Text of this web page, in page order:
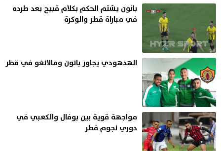
بانون يشتم الحكم بكلام قبيح بعد طرده
في مباراة قطر والوكرة
الهدهودي يجاور بانون ومالانغو في قطر
مواجهة قوية بين بوفال والكعبي في
دوري نجوم قطر